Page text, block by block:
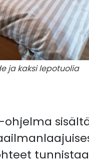
ja kaksi lepotuolia
ohjelma